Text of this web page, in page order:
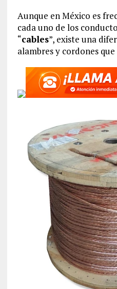
Aunque en México es
cada uno de los
“cables”, existe una
alambres y cordones